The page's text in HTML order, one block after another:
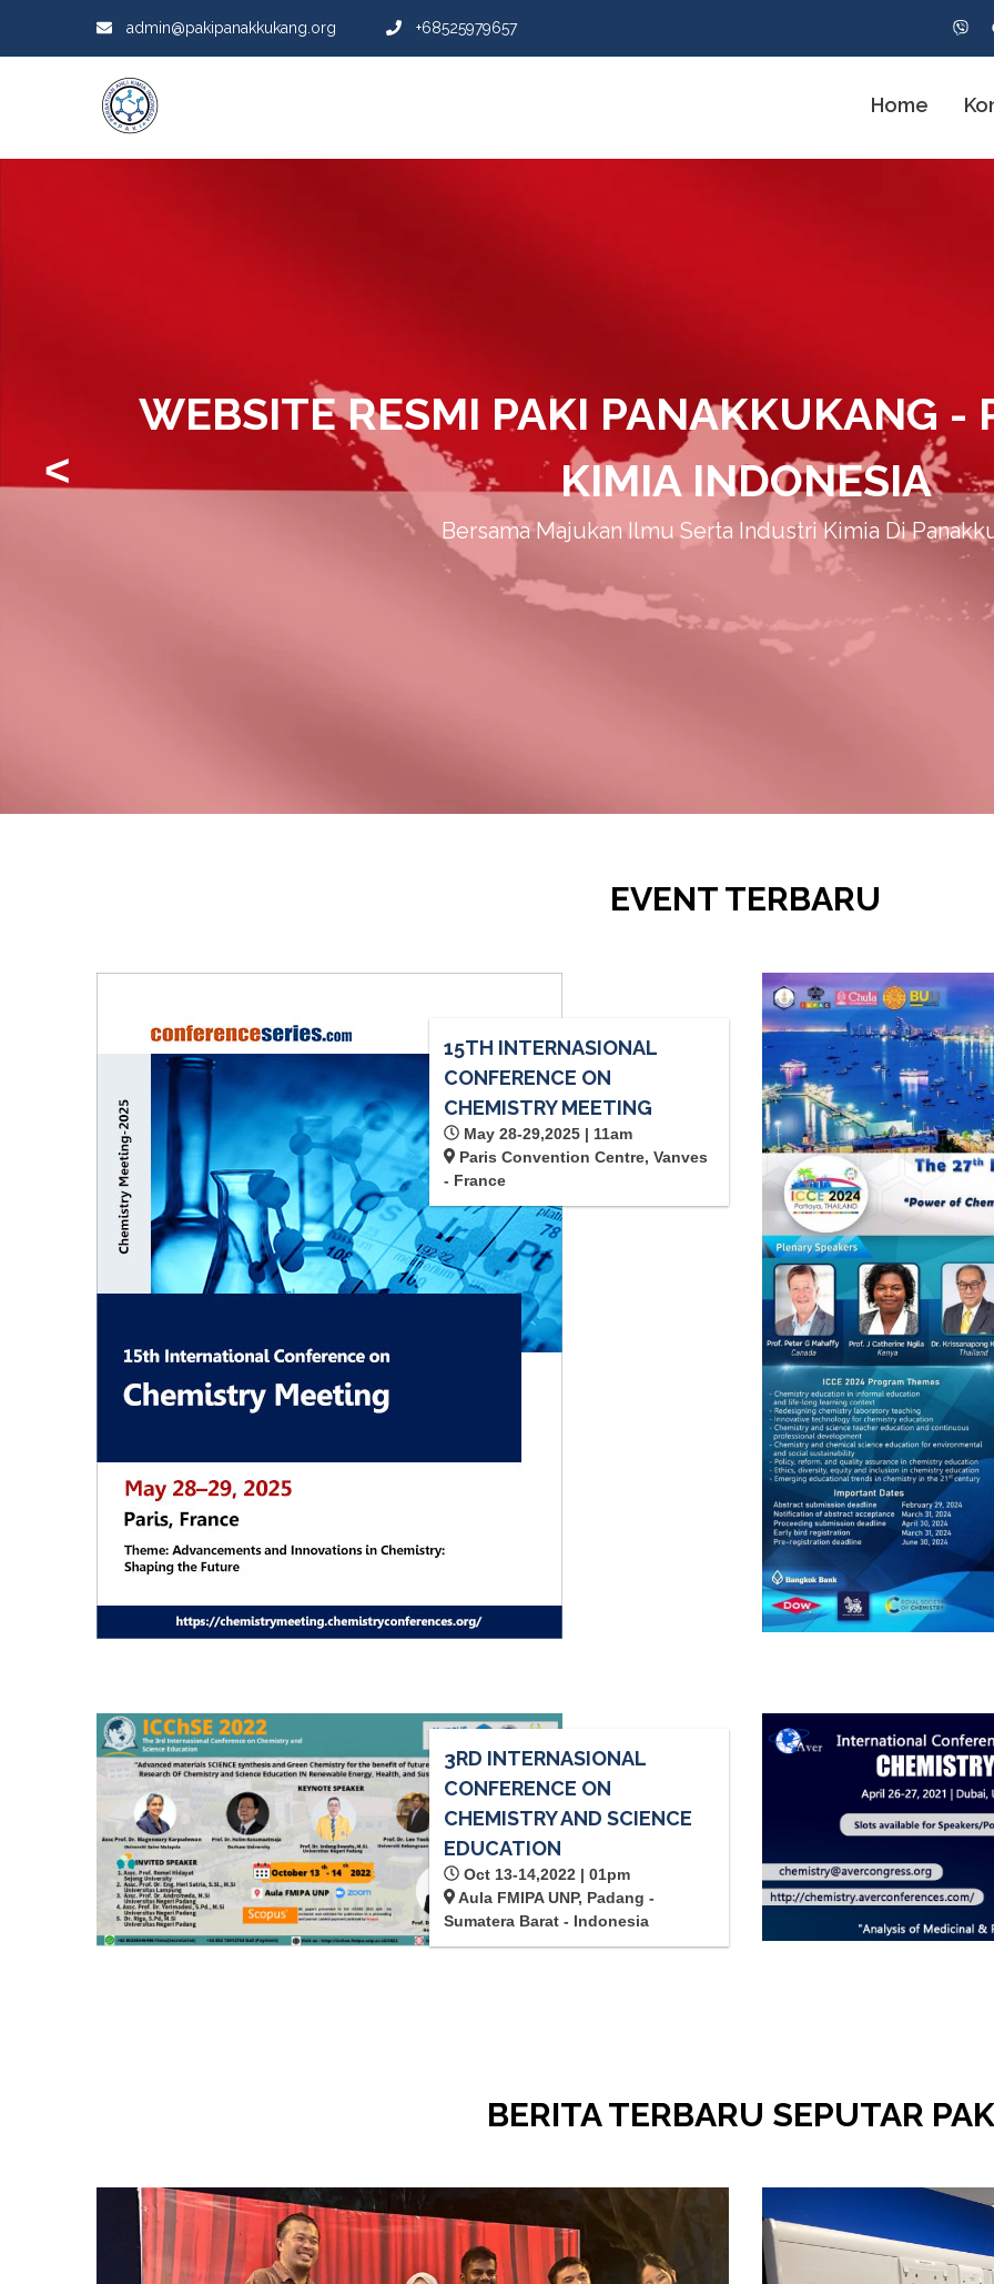
admin@pakipanakkukang.org +68525979657
Home
WEBSITE RESMI PAKI PANAKKUKANG -
KIMIA INDONESIA
Bersama Majukan Ilmu Serta Industri Kimia Di
<
EVENT TERBARU
15TH INTERNASIONAL
CONFERENCE ON
CHEMISTRY MEETING
May 28-29,2025 | 11am
Paris Convention Centre, Vanves
- France
3RD INTERNASIONAL
CONFERENCE ON
CHEMISTRY AND SCIENCE
EDUCATION
Oct 13-14,2022 | 01pm
Aula FMIPA UNP, Padang -
Sumatera Barat - Indonesia
BERITA TERBARU SEPUTAR